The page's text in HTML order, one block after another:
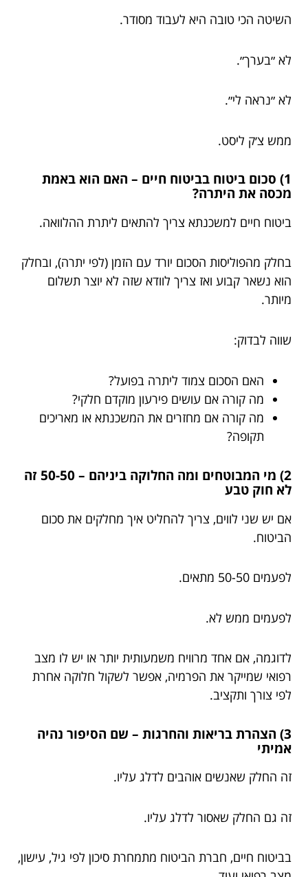
השיטה הכי טובה היא לעבוד מסודר.
לא ״בערך״.
לא ״נראה לי״.
ממש צ׳ק ליסט.
1) סכום ביטוח בביטוח חיים – האם הוא באמת
מכסה את היתרה?
ביטוח חיים למשכנתא צריך להתאים ליתרת ההלוואה.
בחלק מהפוליסות הסכום יורד עם הזמן (לפי יתרה), ובחלק
הוא נשאר קבוע ואז צריך לוודא שזה לא יוצר תשלום
מיותר.
שווה לבדוק:
האם הסכום צמוד ליתרה בפועל?
מה קורה אם עושים פירעון מוקדם חלקי?
מה קורה אם מחזרים את המשכנתא או מאריכים
תקופה?
2) מי המבוטחים ומה החלוקה ביניהם – 50-50 זה
לא חוק טבע
אם יש שני לווים, צריך להחליט איך מחלקים את סכום
הביטוח.
לפעמים 50-50 מתאים.
לפעמים ממש לא.
לדוגמה, אם אחד מרוויח משמעותית יותר או יש לו מצב
רפואי שמייקר את הפרמיה, אפשר לשקול חלוקה אחרת
לפי צורך ותקציב.
3) הצהרת בריאות והחרגות – שם הסיפור נהיה
אמיתי
זה החלק שאנשים אוהבים לדלג עליו.
זה גם החלק שאסור לדלג עליו.
בביטוח חיים, חברת הביטוח מתמחרת סיכון לפי גיל, עישון,